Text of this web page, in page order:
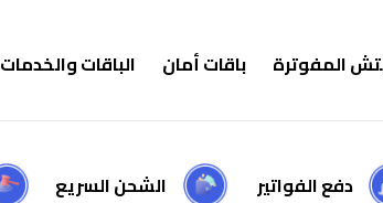
المفوترة باقات أمان الباقات والخدمات
دفع الفواتير الشحن السريع